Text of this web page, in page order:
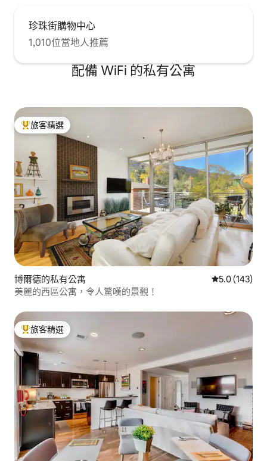
珍珠街購物中心
1,010位當地人推薦
配備 WiFi 的私有公寓
旅客精選榜首
旅客精選
博爾德的私有公寓 從 143 則評
5.0 (143)
美麗的西區公寓，令人驚嘆的景觀！
旅客精選榜首
旅客精選